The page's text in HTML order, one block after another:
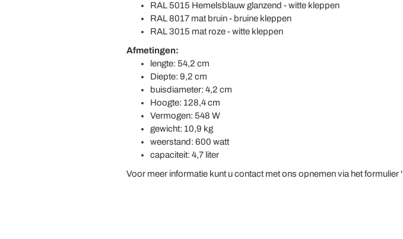
RAL 5015 Hemelsblauw glanzend - witte kleppen
RAL 8017 mat bruin - bruine kleppen
RAL 3015 mat roze - witte kleppen
Afmetingen:
lengte: 54,2 cm
Diepte: 9,2 cm
buisdiameter: 4,2 cm
Hoogte: 128,4 cm
Vermogen: 548 W
gewicht: 10,9 kg
weerstand: 600 watt
capaciteit: 4,7 liter
Voor meer informatie kunt u contact met ons opnemen via het formulier '